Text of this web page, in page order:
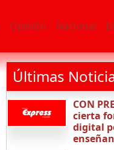
Opinión Nacional
Últimas
CON
cierta
digital